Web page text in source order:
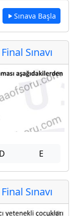
Sınava Başla
Sınavı
D E
Sınavı